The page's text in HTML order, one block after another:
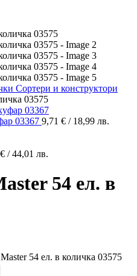
Сортери и конструктори
03575
03367 9,71 € / 18,99 лв.
€ / 44,01 лв.
54 ел. в
54 ел. в количка 03575